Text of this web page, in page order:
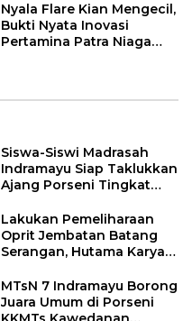
Nyala Flare Kian Mengecil,
Bukti Nyata Inovasi
Pertamina Patra Niaga
Siswa-Siswi Madrasah
Indramayu Siap Taklukkan
Ajang Porseni Tingkat
Lakukan Pemeliharaan
Oprit Jembatan Batang
Serangan, Hutama Karya
55 Tol Binjai–Langsa
MTsN 7 Indramayu Borong
Juara Umum di Porseni